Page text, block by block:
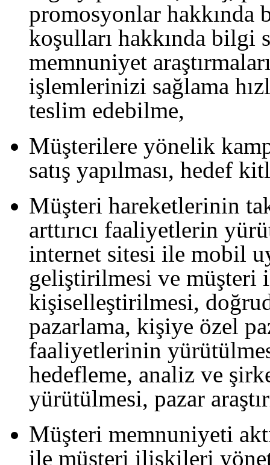
promosyonlar hakkında
koşulları hakkında bilgi
memnuniyet
işlemlerinizi sağlama
teslim edebilme,
Müşterilere yönelik
satış yapılması, hedef
Müşteri hareketlerinin
arttırıcı faaliyetlerin
internet sitesi ile mobil
geliştirilmesi ve müşteri
kişiselleştirilmesi,
pazarlama, kişiye özel
faaliyetlerinin
hedefleme, analiz ve
yürütülmesi, pazar
Müşteri memnuniyeti
ile müşteri ilişkileri